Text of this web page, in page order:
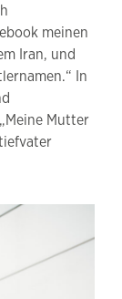
meinen
Iran, und
In
Mutter